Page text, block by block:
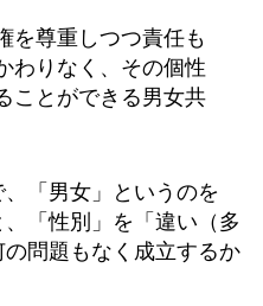
を尊重しつつ責任も
わりなく、その個性
ことができる男女共
「男女」というのを
、「性別」を「違い（多
問題もなく成立するか